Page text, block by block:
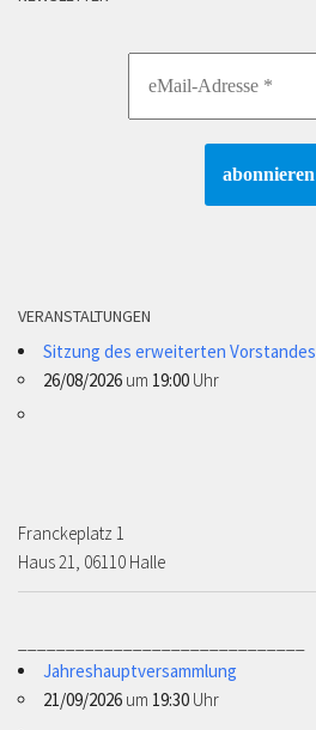
VERANSTALTUNGEN
Sitzung des erweiterten Vorstandes
26/08/2026 um 19:00 Uhr
Franckeplatz 1 ­­­­
Haus 21, 06110 Halle
Jahreshauptversammlung
21/09/2026 um 19:30 Uhr